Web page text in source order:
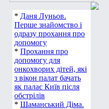
* Даня Луньов.
Перше знайомство і
одразу прохання про
допомогу
* Прохання про
допомогу для
онкохворих дітей, які
з вікон палат бачать
як палає Київ після
обстрілів
* Шаманський Діма.